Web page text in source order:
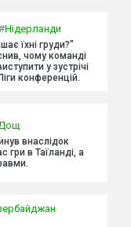
Нідерланди
їхні груди?"
чому команді
у зустрічі
конференцій.
внаслідок
гри в Таїланді, а